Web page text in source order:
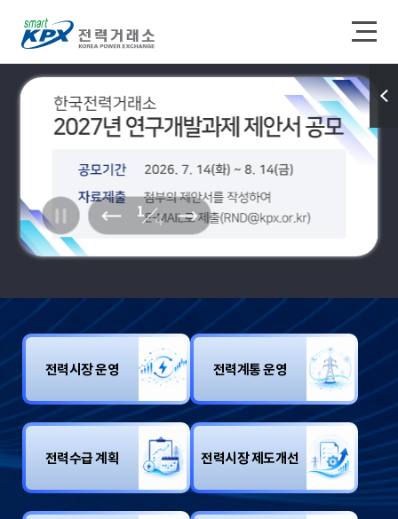
메인 배
너 롤링
너 이전
1
4
너 다음
전력시장 운영 전력계통 운영
전력수급 계획 전력시장 제도개선
퀵메